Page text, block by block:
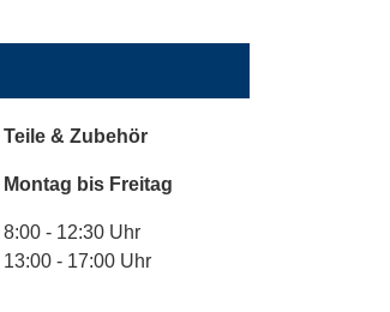
Teile & Zubehör
Montag bis Freitag
8:00 - 12:30 Uhr
13:00 - 17:00 Uhr